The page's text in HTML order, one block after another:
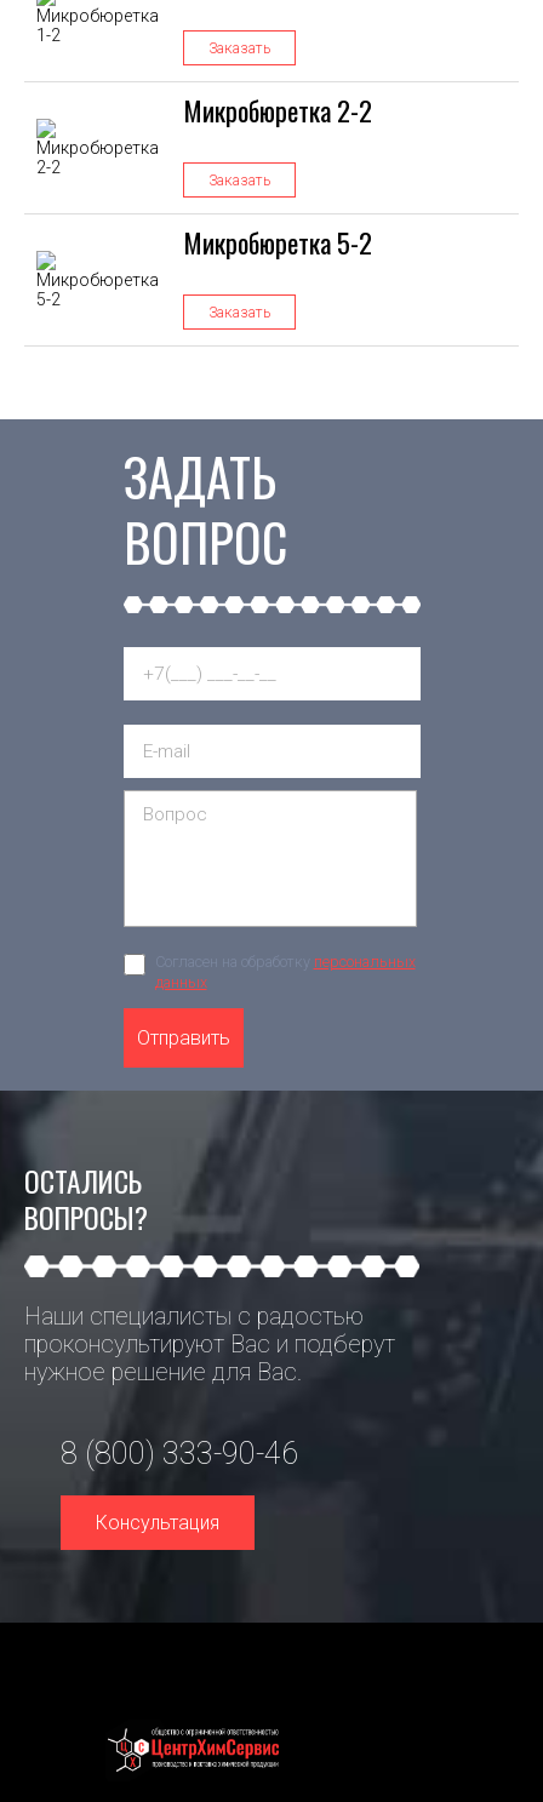
Заказать
Микробюретка 2-2
Заказать
Микробюретка 5-2
Заказать
ЗАДАТЬ
ВОПРОС
Согласен на обработку персональных
данных
Отправить
ОСТАЛИСЬ
ВОПРОСЫ?
Наши специалисты с радостью
проконсультируют Вас и подберут
нужное решение для Вас.
8 (800) 333-90-46
Консультация